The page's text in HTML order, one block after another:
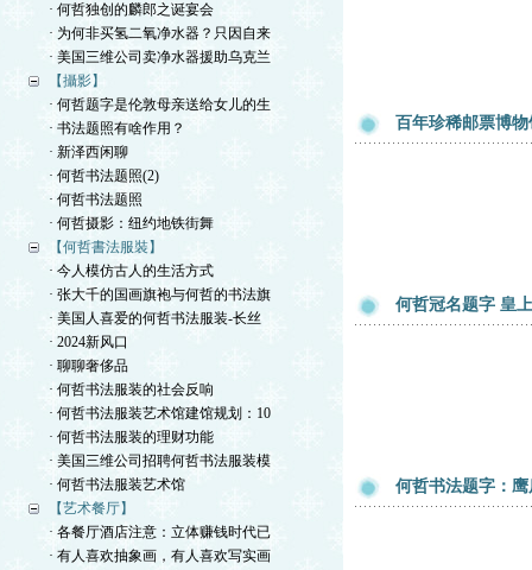
· 何哲独创的麟郎之诞宴会
· 为何非买氢二氧净水器？只因自来
· 美国三维公司卖净水器援助乌克兰
【攝影】
· 何哲题字是伦敦母亲送给女儿的生
· 书法题照有啥作用？
· 新泽西闲聊
· 何哲书法题照(2)
· 何哲书法题照
· 何哲摄影：纽约地铁街舞
【何哲書法服裝】
· 今人模仿古人的生活方式
· 张大千的国画旗袍与何哲的书法旗
· 美国人喜爱的何哲书法服装-长丝
· 2024新风口
· 聊聊奢侈品
· 何哲书法服装的社会反响
· 何哲书法服装艺术馆建馆规划：10
· 何哲书法服装的理财功能
· 美国三维公司招聘何哲书法服装模
· 何哲书法服装艺术馆
【艺术餐厅】
· 各餐厅酒店注意：立体赚钱时代已
· 有人喜欢抽象画，有人喜欢写实画
百年珍稀邮票博物
何哲冠名题字 皇
何哲书法题字：鹰